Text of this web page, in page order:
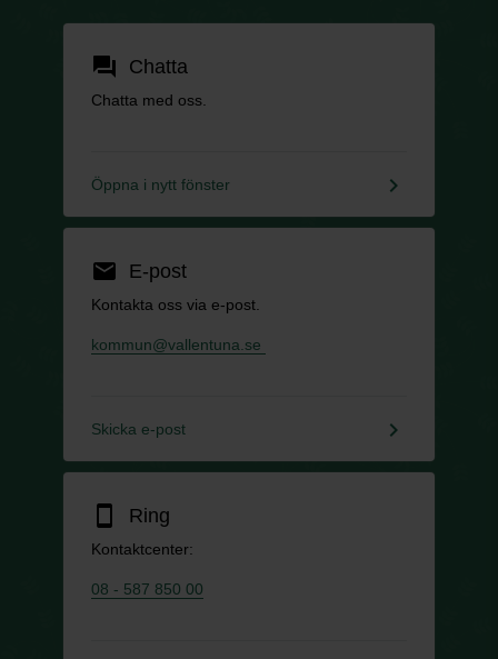
forum Chatta
Chatta med oss.
Öppna i nytt fönster keyboard_arrow_right
email E-post
Kontakta oss via e-post.
kommun@vallentuna.se
Skicka e-post keyboard_arrow_right
smartphone Ring
Kontaktcenter:
08 - 587 850 00